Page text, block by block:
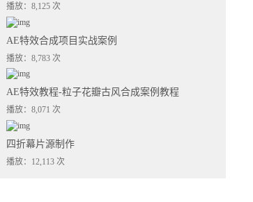
播放：8,125 次
AE特效合成项目实战案例
播放：8,783 次
AE特效教程-粒子花瓣古风合成案例教程
播放：8,071 次
四折幕片源制作
播放：12,113 次